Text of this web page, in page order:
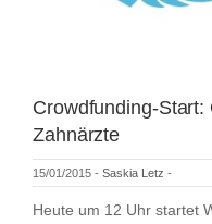
Crowdfunding-
Zahnärzte
15/01/2015 - Saskia Letz -
Heute um 12 Uhr startet